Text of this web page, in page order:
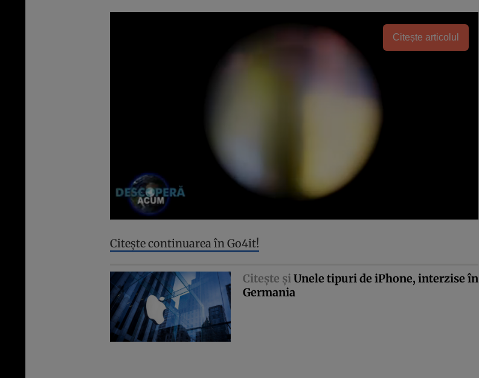
Citește articolul
Citeşte continuarea în Go4it!
Citeşte şiUnele tipuri de iPhone, interzise în
Germania